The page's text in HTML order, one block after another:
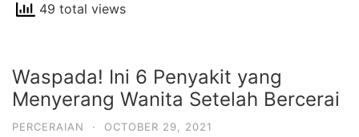
49 total views
Waspada! Ini 6 Penyakit yang
Menyerang Wanita Setelah Bercerai
PERCERAIAN · OCTOBER 29, 2021